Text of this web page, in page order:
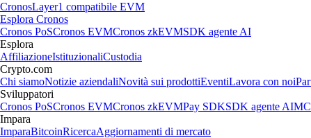
CronosLayer1 compatibile EVM
Esplora Cronos
Cronos PoSCronos EVMCronos zkEVMSDK agente AI
Esplora
AffiliazioneIstituzionaliCustodia
Crypto.com
Chi siamoNotizie aziendaliNovità sui prodottiEventiLavora con noi
Sviluppatori
Cronos PoSCronos EVMCronos zkEVMPay SDKSDK agente AI
Impara
ImparaBitcoinRicercaAggiornamenti di mercato